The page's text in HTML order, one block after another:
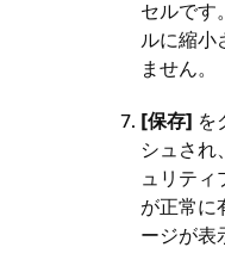
セルです
ルに縮小
ません。
[保存] を
シュされ、
ュリティ
が正常に
ージが表